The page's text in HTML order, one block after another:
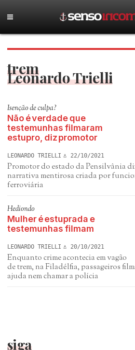
trem
Leonardo Trielli
Isenção de culpa?
Não é verdade que
testemunhas filmaram
estupro, diz promotor
LEONARDO TRIELLI 22/10/2021
Promotor do estado da Pensilvânia
narrativa mentirosa criada por
ferroviária
Hediondo
Mulher é estuprada e
testemunhas filmam
LEONARDO TRIELLI 20/10/2021
Enquanto crime acontecia em vagão
de trem, na Filadélfia, passageiros
ajuda nem chamar a polícia
siga